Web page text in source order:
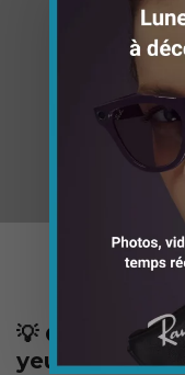
💡 Conseil de
yeux cet hiver